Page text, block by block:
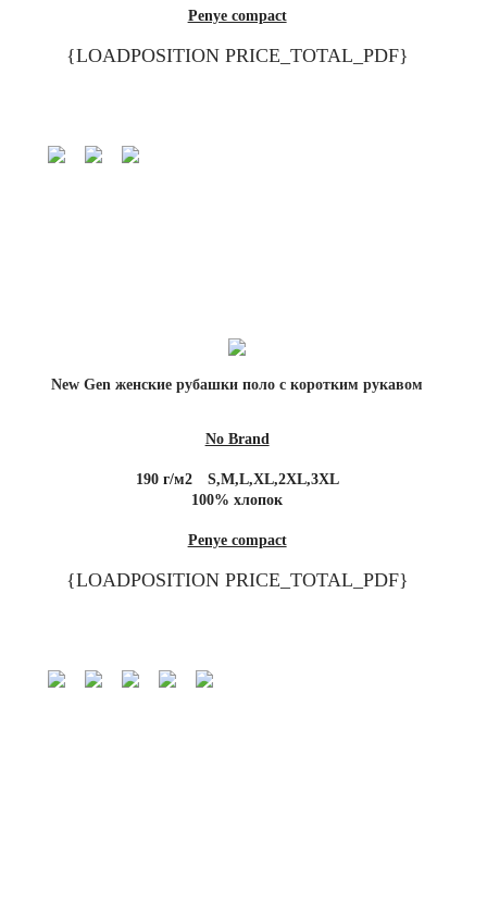
Penye compact
{LOADPOSITION PRICE_TOTAL_PDF}
New Gen женские рубашки поло с коротким рукавом
No Brand
190 г/м2
S,M,L,XL,2XL,3XL
100% хлопок
Penye compact
{LOADPOSITION PRICE_TOTAL_PDF}